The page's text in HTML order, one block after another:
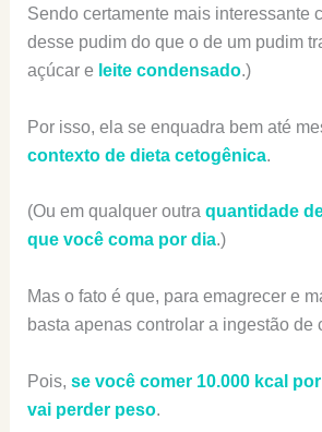
Sendo certamente mais interessante
desse pudim do que o de um pudim
açúcar e leite condensado.)
Por isso, ela se enquadra bem até
contexto de dieta cetogênica.
(Ou em qualquer outra quantidade
que você coma por dia.)
Mas o fato é que, para emagrecer e
basta apenas controlar a ingestão de
Pois, se você comer 10.000 kcal
vai perder peso.